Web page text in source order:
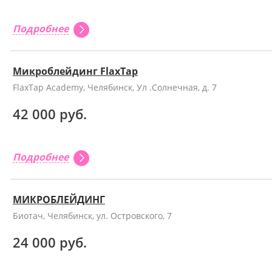
Подробнее
Микроблейдинг FlaxTap
FlaxTap Academy, Челябинск, Ул .Солнечная, д. 7
42 000 руб.
Подробнее
МИКРОБЛЕЙДИНГ
Биотач, Челябинск, ул. Островского, 7
24 000 руб.